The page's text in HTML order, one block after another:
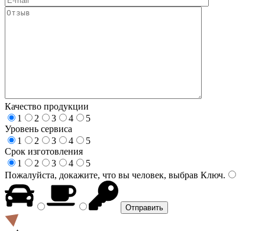
Качество продукции
1
2 3 4
5
Уровень сервиса
1
2 3 4
5
Срок изготовления
1
2 3 4
5
Пожалуйста, докажите, что вы человек, выбрав Ключ.